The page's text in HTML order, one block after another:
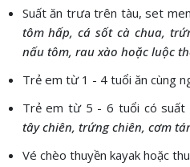
Suất ăn trưa trên tàu, set
tôm hấp, cá sốt cà chua,
nấu tôm, rau xào hoặc luộc
Trẻ em từ 1 - 4 tuổi ăn cùng
Trẻ em từ 5 - 6 tuổi có
tây chiên, trứng chiên, cơm
Vé chèo thuyền kayak hoặc